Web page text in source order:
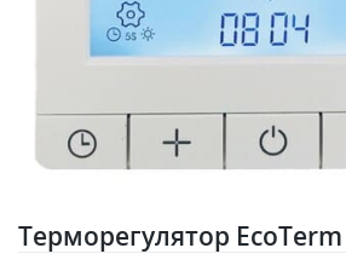
Терморегулятор